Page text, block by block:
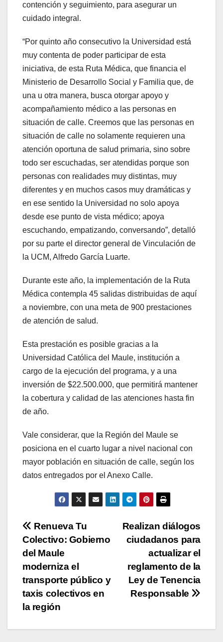
contención y seguimiento, para asegurar un
cuidado integral.
“Por quinto año consecutivo la Universidad está
muy contenta de poder participar de esta
iniciativa, de esta Ruta Médica, que financia el
Ministerio de Desarrollo Social y Familia que, de
una u otra manera, busca otorgar apoyo y
acompañamiento médico a las personas en
situación de calle. Creemos que las personas en
situación de calle no solamente requieren una
atención oportuna de salud primaria, sino sobre
todo ser escuchadas, ser atendidas porque son
personas con realidades muy distintas, muy
diferentes y en muchos casos muy dramáticas y
en ese sentido la Universidad no solo apoya
desde ese punto de vista médico; apoya
escuchando, empatizando, conversando”, detalló
por su parte el director general de Vinculación de
la UCM, Alfredo García Luarte.
Durante este año, la implementación de la Ruta
Médica contempla 45 salidas distribuidas de aquí
a noviembre, con una meta de 900 prestaciones
de atención de salud.
Esta prestación es posible gracias a la
Universidad Católica del Maule, institución a
cargo de la ejecución del programa, y a una
inversión de $22.500.000, que permitirá mantener
la cobertura y calidad de las atenciones hasta fin
de año.
Vale considerar, que la Región del Maule se
posiciona en el cuarto lugar a nivel nacional con
mayor población en situación de calle, según los
datos entregados por el Anexo Calle.
Navegación
de
entradas
Realizan diálogos
ciudadanos para
actualizar el
reglamento de la
Ley de Tenencia
Responsable
Renueva Tu
Colectivo: Gobierno
del Maule
moderniza el
transporte público y
taxis colectivos en
la región